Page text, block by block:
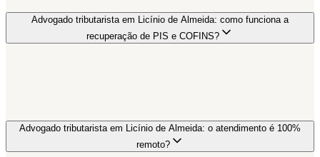
Advogado tributarista em Licínio de Almeida: como funciona a
recuperação de PIS e COFINS?
Advogado tributarista em Licínio de Almeida: o atendimento é 100%
remoto?